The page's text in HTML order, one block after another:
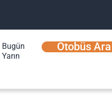
Bugün
Yarın
Otobüs Ara